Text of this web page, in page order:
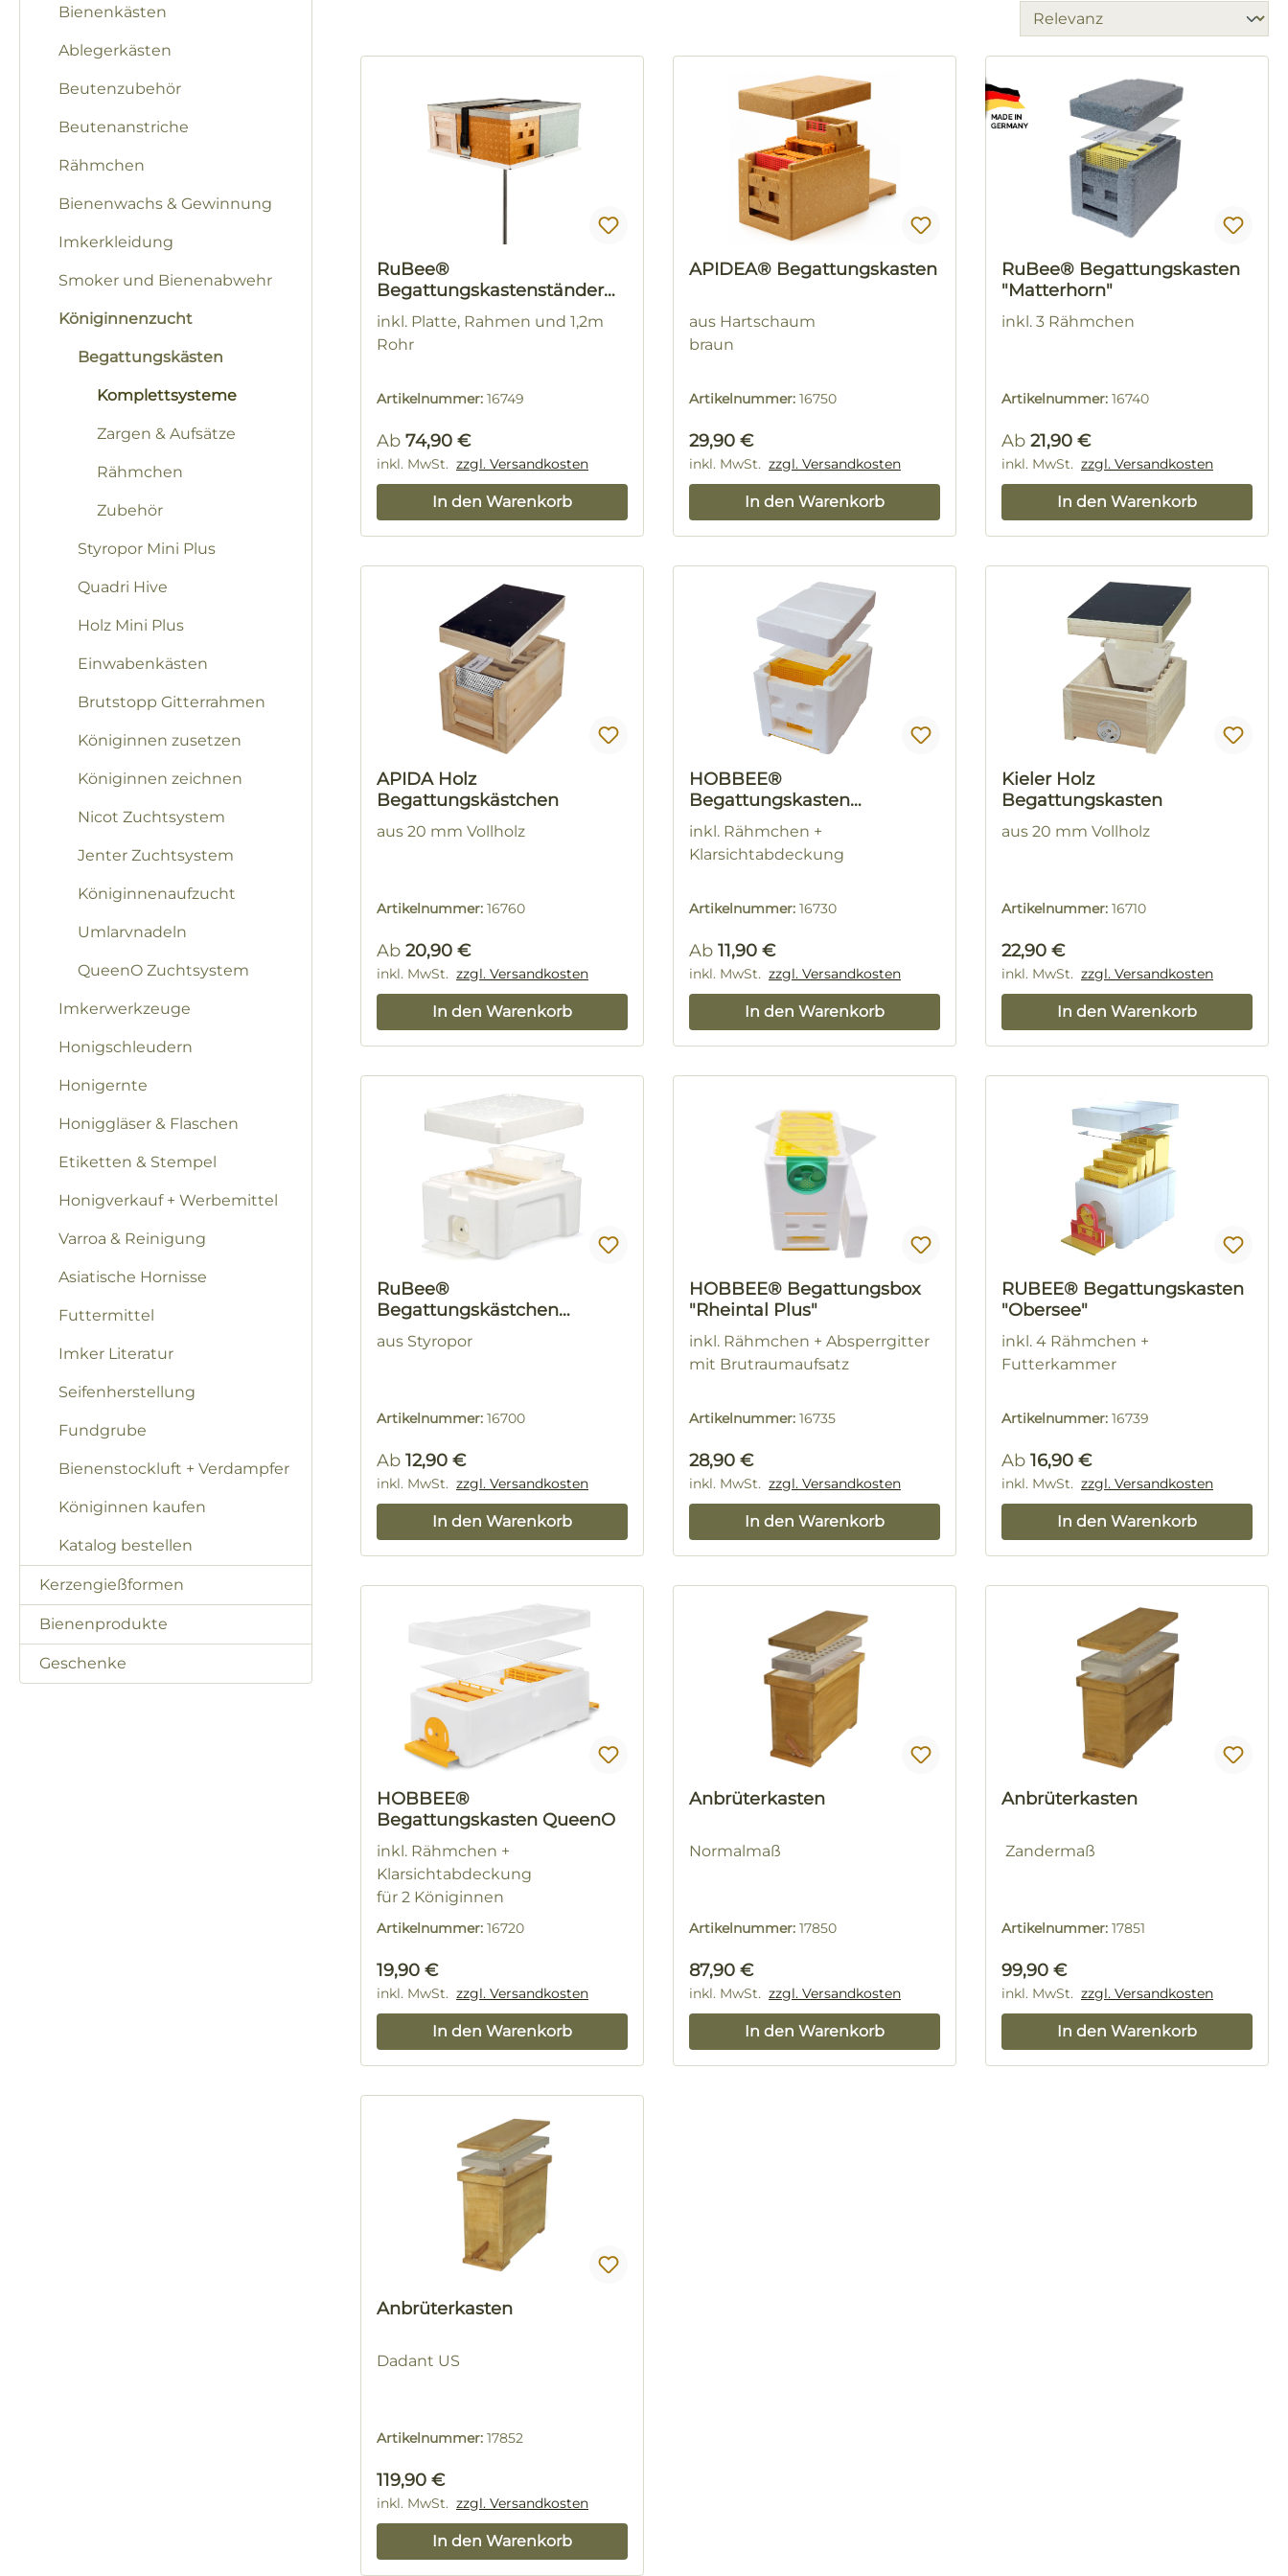
Bienenkästen
Ablegerkästen
Beutenzubehör
Beutenanstriche
Rähmchen
Bienenwachs & Gewinnung
Imkerkleidung
Smoker und Bienenabwehr
Königinnenzucht
Begattungskästen
Komplettsysteme
Zargen & Aufsätze
Rähmchen
Zubehör
Styropor Mini Plus
Quadri Hive
Holz Mini Plus
Einwabenkästen
Brutstopp Gitterrahmen
Königinnen zusetzen
Königinnen zeichnen
Nicot Zuchtsystem
Jenter Zuchtsystem
Königinnenaufzucht
Umlarvnadeln
QueenO Zuchtsystem
Imkerwerkzeuge
Honigschleudern
Honigernte
Honiggläser & Flaschen
Etiketten & Stempel
Honigverkauf + Werbemittel
Varroa & Reinigung
Asiatische Hornisse
Futtermittel
Imker Literatur
Seifenherstellung
Fundgrube
Bienenstockluft + Verdampfer
Königinnen kaufen
Katalog bestellen
Kerzengießformen
Bienenprodukte
Geschenke
RuBee®
Begattungskastenständer
QUADRO
inkl. Platte, Rahmen und 1,2m
Rohr
Artikelnummer: 16749
Regulärer Preis:
Ab 74,90 €
inkl. MwSt. zzgl. Versandkosten
In den Warenkorb
APIDEA® Begattungskasten
aus Hartschaum
braun
Artikelnummer: 16750
Regulärer Preis:
29,90 €
inkl. MwSt. zzgl. Versandkosten
In den Warenkorb
RuBee® Begattungskasten
"Matterhorn"
inkl. 3 Rähmchen
Artikelnummer: 16740
Regulärer Preis:
Ab 21,90 €
inkl. MwSt. zzgl. Versandkosten
In den Warenkorb
APIDA Holz
Begattungskästchen
aus 20 mm Vollholz
Artikelnummer: 16760
Regulärer Preis:
Ab 20,90 €
inkl. MwSt. zzgl. Versandkosten
In den Warenkorb
HOBBEE®
Begattungskasten
"Rheintal"
inkl. Rähmchen +
Klarsichtabdeckung
Artikelnummer: 16730
Regulärer Preis:
Ab 11,90 €
inkl. MwSt. zzgl. Versandkosten
In den Warenkorb
Kieler Holz
Begattungskasten
aus 20 mm Vollholz
Artikelnummer: 16710
Regulärer Preis:
22,90 €
inkl. MwSt. zzgl. Versandkosten
In den Warenkorb
RuBee®
Begattungskästchen
"Holstein"
aus Styropor
Artikelnummer: 16700
Regulärer Preis:
Ab 12,90 €
inkl. MwSt. zzgl. Versandkosten
In den Warenkorb
HOBBEE® Begattungsbox
"Rheintal Plus"
inkl. Rähmchen + Absperrgitter
mit Brutraumaufsatz
Artikelnummer: 16735
Regulärer Preis:
28,90 €
inkl. MwSt. zzgl. Versandkosten
In den Warenkorb
RUBEE® Begattungskasten
"Obersee"
inkl. 4 Rähmchen +
Futterkammer
Artikelnummer: 16739
Regulärer Preis:
Ab 16,90 €
inkl. MwSt. zzgl. Versandkosten
In den Warenkorb
HOBBEE®
Begattungskasten QueenO
inkl. Rähmchen +
Klarsichtabdeckung
für 2 Königinnen
Artikelnummer: 16720
Regulärer Preis:
19,90 €
inkl. MwSt. zzgl. Versandkosten
In den Warenkorb
Anbrüterkasten
Normalmaß
Artikelnummer: 17850
Regulärer Preis:
87,90 €
inkl. MwSt. zzgl. Versandkosten
In den Warenkorb
Anbrüterkasten
Zandermaß
Artikelnummer: 17851
Regulärer Preis:
99,90 €
inkl. MwSt. zzgl. Versandkosten
In den Warenkorb
Anbrüterkasten
Dadant US
Artikelnummer: 17852
Regulärer Preis:
119,90 €
inkl. MwSt. zzgl. Versandkosten
In den Warenkorb